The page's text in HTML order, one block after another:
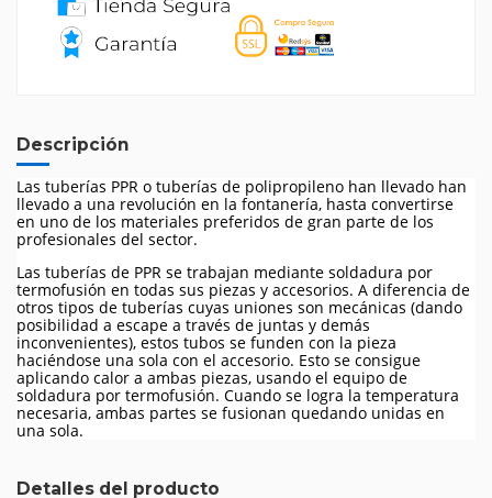
Descripción
Las tuberías PPR o tuberías de polipropileno han llevado han
llevado a una revolución en la fontanería, hasta convertirse
en uno de los materiales preferidos de gran parte de los
profesionales del sector.
Las tuberías de PPR se trabajan mediante soldadura por
termofusión en todas sus piezas y accesorios. A diferencia de
otros tipos de tuberías cuyas uniones son mecánicas (dando
posibilidad a escape a través de juntas y demás
inconvenientes), estos tubos se funden con la pieza
haciéndose una sola con el accesorio. Esto se consigue
aplicando calor a ambas piezas, usando el equipo de
soldadura por termofusión. Cuando se logra la temperatura
necesaria, ambas partes se fusionan quedando unidas en
una sola.
Detalles del producto